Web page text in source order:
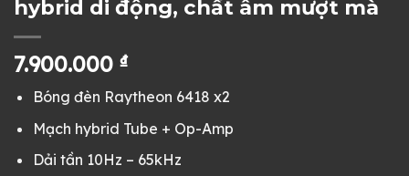
hybrid di động, chất âm mượt mà
7.900.000 ₫
Bóng đèn Raytheon 6418 x2
Mạch hybrid Tube + Op-Amp
Dải tần 10Hz – 65kHz